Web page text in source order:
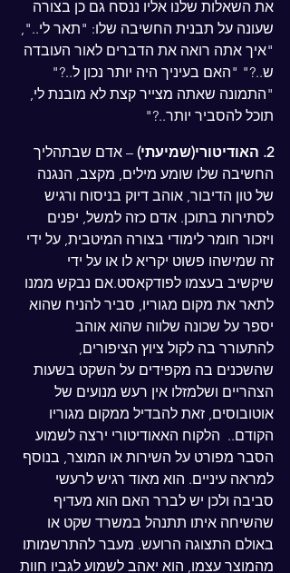
את השאלות שלנו אליו ננסח גם כן בצורה
שעונה על תבנית החשיבה שלו: "תאר לי..",
"איך אתה רואה את הדברים לאור העובדה
ש..?" "האם בעיניך היה יותר נכון ל..?"
"התמונה שאתה מצייר קצת לא מובנת לי,
תוכל להסביר יותר..?"
2. האודיטורי(שמיעתי)
– אדם שבתהליך
החשיבה שלו שומע מילים, מקצב, הנגנה
של טון הדיבור, אוהב דיוק בניסוח ורגיש
לסתירות בתוכן. אדם כזה למשל, יפנים
ויזכור חומר לימודי בצורה המיטבית, על ידי
זה שמישהו פשוט יקריא לו או על ידי
שיקשיב בעצמו לפודקאסט.אם נבקש ממנו
לתאר את מקום מגוריו, סביר להניח שהוא
יספר על שכונה שלווה שהוא אוהב
להתעורר בה לקול ציוץ הציפורים,
שהשכנים בה מקפידים על השקט בשעות
הצהריים ושלמזלו אין רעש מנועים של
אוטובוסים, זאת להבדיל ממקום מגוריו
הקודם..  הלקוח האאודיטורי ירצה לשמוע
הסבר מפורט על השירות או המוצר, בנוסף
למראה עיניים. הוא מאוד רגיש לרעשי
סביבה ולכן יש לברר האם הוא מעדיף
שהשיחה איתו תתנהל במשרד שקט או
באולם התצוגה הרועש. מעבר להתרשמותו
מהמוצר עצמו, הוא יאהב לשמוע לגביו חוות